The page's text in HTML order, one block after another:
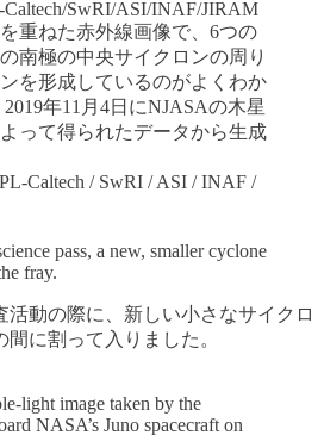
Caltech/SwRI/ASI/INAF/JIRAM
重ねた赤外線画像で、6つの
南極の中央サイクロンの周り
を形成しているのがよくわか
年11月4日にNJASAの木星
って得られたデータから生成
Caltech / SwRI / ASI / INAF /
pass, a new, smaller cyclone
fray.
活動の際に、新しい小さなサイクロ
に割って入りました。
light image taken by the
NASA’s Juno spacecraft on